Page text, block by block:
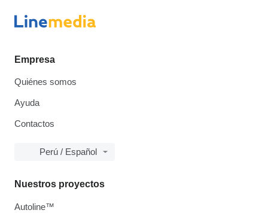
Empresa
Quiénes somos
Ayuda
Contactos
Perú / Español
Nuestros proyectos
Autoline™